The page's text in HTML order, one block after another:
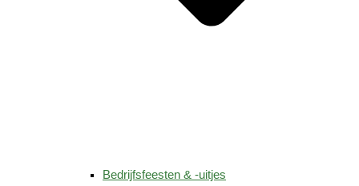
Bedrijfsfeesten & -uitjes